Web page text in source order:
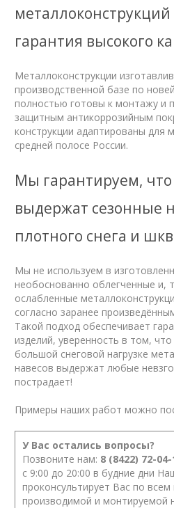
металлоконструкций
гарантия высокого
Металлоконструкции
производственной базе по
полностью готовы к монтажу и
защитным антикоррозийным
конструкции адаптированы для
средней полосе России.
Мы гарантируем,
выдержат сезонные
плотного снега и
Мы не используем в
необоснованно облегченные и,
ослабленные
согласно заранее
Такой подход обеспечивает
изделий, уверенность в том,
большой снеговой нагрузке
навесов выдержат любые
пострадает!
Примеры наших работ можно
У Вас остались вопросы?
Позвоните нам: 8 (8422) 72-04-
с 9:00 до 20:00 в будние дни
проконсультирует Вас по
производимой и монтируемой